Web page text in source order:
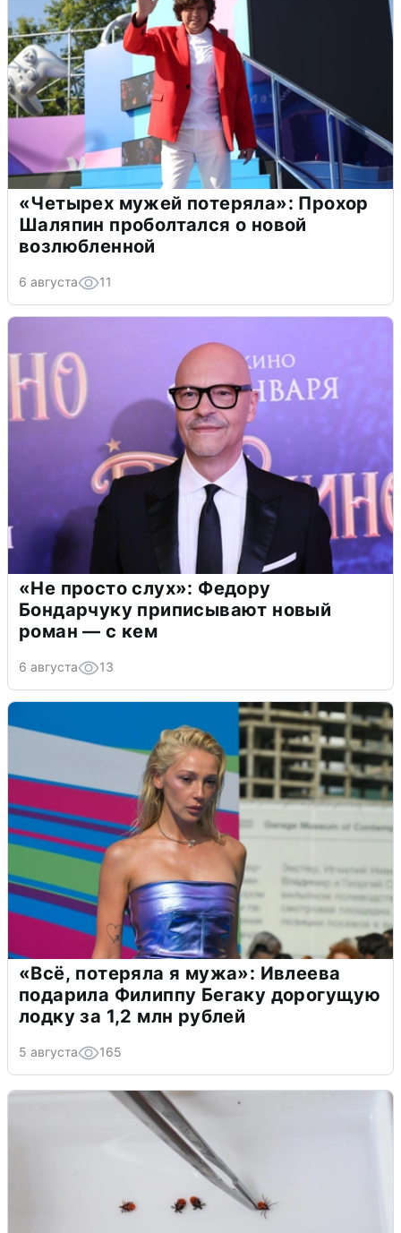
«Четырех мужей потеряла»: Прохор
Шаляпин проболтался о новой
возлюбленной
6 августа 11
«Не просто слух»: Федору
Бондарчуку приписывают новый
роман — с кем
6 августа 13
«Всё, потеряла я мужа»: Ивлеева
подарила Филиппу Бегаку дорогущую
лодку за 1,2 млн рублей
5 августа 165